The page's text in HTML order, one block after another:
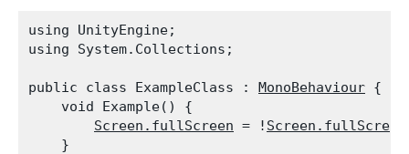
using UnityEngine;
using System.Collections;
public class ExampleClass : MonoBehaviour {
    void Example() {
Screen.fullScreen = ! Screen.fullScreen
    }